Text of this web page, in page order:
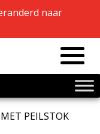
naar
naar
PEILSTOK